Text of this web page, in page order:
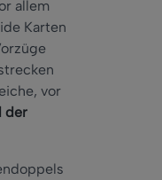
allem
Karten
vor
der